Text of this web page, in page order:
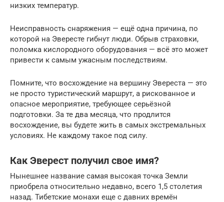
низких температур.
Неисправность снаряжения — ещё одна причина, по
которой на Эвересте гибнут люди. Обрыв страховки,
поломка кислородного оборудования — всё это может
привести к самым ужасным последствиям.
Помните, что восхождение на вершину Эвереста — это
не просто туристический маршрут, а рискованное и
опасное мероприятие, требующее серьёзной
подготовки. За те два месяца, что продлится
восхождение, вы будете жить в самых экстремальных
условиях. Не каждому такое под силу.
Как Эверест получил свое имя?
Нынешнее название самая высокая точка Земли
приобрела относительно недавно, всего 1,5 столетия
назад. Тибетские монахи еще с давних времён